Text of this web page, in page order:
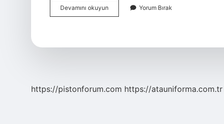
Devamını okuyun
Peroksit
Yorum Bırak
https://pistonforum.com https://atauniforma.com.tr